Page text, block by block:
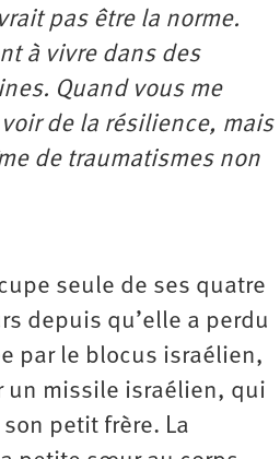
pas être la norme.
à vivre dans des
Quand vous me
de la résilience, mais
de traumatismes non
seule de ses quatre
depuis qu’elle a perdu
par le blocus israélien,
un missile israélien, qui
petit frère. La